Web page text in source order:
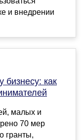
и внедрении
как
малых и
70 мер
гранты,